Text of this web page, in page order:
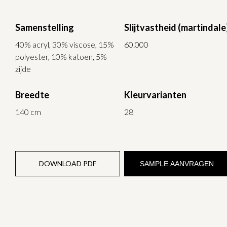
Samenstelling
40% acryl, 30% viscose, 15%
polyester, 10% katoen, 5%
zijde
Slijtvastheid
60.000
Breedte
140 cm
Kleurvarianten
28
DOWNLOAD PDF SAMPLE AANVRAGEN